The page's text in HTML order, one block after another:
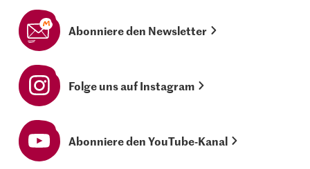
Abonniere den Newsletter
Folge uns auf Instagram
Abonniere den YouTube-Kanal